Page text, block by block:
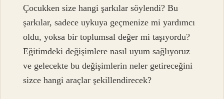
Çocukken size hangi şarkılar söylendi? Bu
şarkılar, sadece uykuya geçmenize mi yardımcı
oldu, yoksa bir toplumsal değer mi taşıyordu?
Eğitimdeki değişimlere nasıl uyum sağlıyoruz
ve gelecekte bu değişimlerin neler getireceğini
sizce hangi araçlar şekillendirecek?